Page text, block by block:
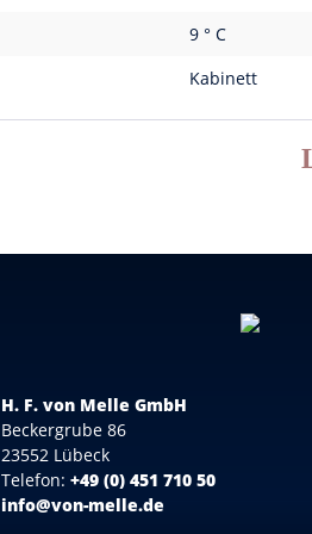
9 ° C
Kabinett
H. F. von Melle GmbH
Beckergrube 86
23552 Lübeck
Telefon:+49 (0) 451 710 50
info@von-melle.de